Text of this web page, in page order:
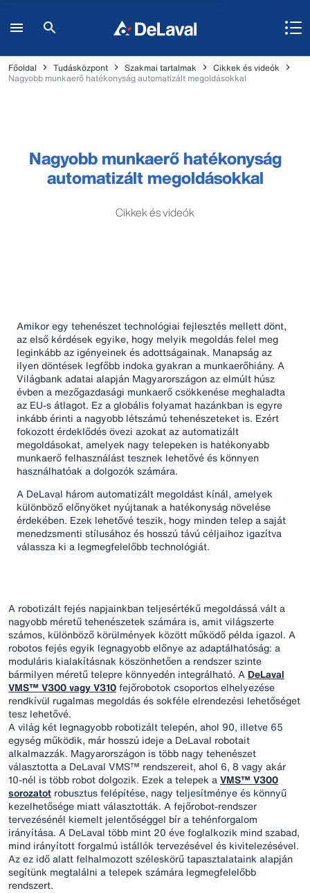
Főoldal Tudásközpont Szakmai tartalmak
Cikkek és videók
Nagyobb munkaerő hatékonyság automatizált megoldásokkal
Nagyobb munkaerő hatékonyság
automatizált megoldásokkal
Cikkek és videók
Amikor egy tehenészet technológiai fejlesztés mellett dönt,
az első kérdések egyike, hogy melyik megoldás felel meg
leginkább az igényeinek és adottságainak. Manapság az
ilyen döntések legfőbb indoka gyakran a munkaerőhiány. A
Világbank adatai alapján Magyarországon az elmúlt húsz
évben a mezőgazdasági munkaerő csökkenése meghaladta
az EU-s átlagot. Ez a globális folyamat hazánkban is egyre
inkább érinti a nagyobb létszámú tehenészeteket is. Ezért
fokozott érdeklődés övezi azokat az automatizált
megoldásokat, amelyek nagy telepeken is hatékonyabb
munkaerő felhasználást tesznek lehetővé és könnyen
használhatóak a dolgozók számára.
A DeLaval három automatizált megoldást kínál, amelyek
különböző előnyöket nyújtanak a hatékonyság növelése
érdekében. Ezek lehetővé teszik, hogy minden telep a saját
menedzsmenti stílusához és hosszú távú céljaihoz igazítva
válassza ki a legmegfelelőbb technológiát.
A robotizált fejés napjainkban teljesértékű megoldássá vált a
nagyobb méretű tehenészetek számára is, amit világszerte
számos, különböző körülmények között működő példa igazol. A
robotos fejés egyik legnagyobb előnye az adaptálhatóság: a
moduláris kialakításnak köszönhetően a rendszer szinte
bármilyen méretű telepre könnyedén integrálható. A DeLaval
VMS™ V300 vagy V310fejőrobotok csoportos elhelyezése
rendkívül rugalmas megoldás és sokféle elrendezési lehetőséget
tesz lehetővé.
A világ két legnagyobb robotizált telepén, ahol 90, illetve 65
egység működik, már hosszú ideje a DeLaval robotait
alkalmazzák. Magyarországon is több nagy tehenészet
választotta a DeLaval VMS™ rendszereit, ahol 6, 8 vagy akár
10-nél is több robot dolgozik. Ezek a telepek aVMS™ V300
sorozatot robusztus felépítése, nagy teljesítménye és könnyű
kezelhetősége miatt választották. A fejőrobot-rendszer
tervezésénél kiemelt jelentőséggel bír a tehénforgalom
irányítása. A DeLaval több mint 20 éve foglalkozik mind szabad,
mind irányított forgalmú istállók tervezésével és kivitelezésével.
Az ez idő alatt felhalmozott széleskörű tapasztalataink alapján
segítünk megtalálni a telepek számára legmegfelelőbb
rendszert.